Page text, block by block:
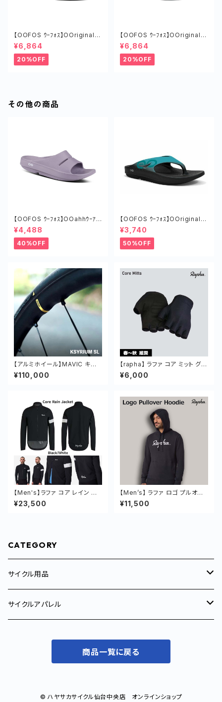
【OOFOS ｳｰﾌｫｽ】OOriginalｳｰ
ｵﾘｼﾞﾅﾙ COSMIC GRAY
¥6,864
20%OFF
【OOFOS ｳｰﾌｫｽ】OOriginalｳｰ
ｵﾘｼﾞﾅﾙ MIST
¥6,864
20%OFF
その他の商品
【OOFOS ｳｰﾌｫｽ】OOahhｳｰｱｰ
MAUVE
¥4,488
40%OFF
【OOFOS ｳｰﾌｫｽ】OOriginalS
portｳｰｵﾘｼﾞﾅﾙｽﾎﾟｰﾂ BLACK/A
QUA
¥3,740
50%OFF
【アルミホイール】MAVIC キシリ
ウム SL 前後セット 軽量 オール
ラウンド アルミ
¥110,000
【rapha】 ラファ コア ミット グロ
ーブ 手袋 春 夏 秋 クッション
¥6,000
【Men's】ラファ コア レイン ジ
ャケット 長袖 防水
¥23,500
【Men’s】 ラファ ロゴ プルオー
バー フーディー 冬 パーカー シ
ンプル 上着
¥11,500
CATEGORY
サイクル用品
サイクルトレーナー
コンポーネント
補給食/サプリメント
サイクルアパレル
サイクルジャージ
サイクルジャージ
商品一覧に戻る
© ハヤサカサイクル仙台中央店 オンラインショップ